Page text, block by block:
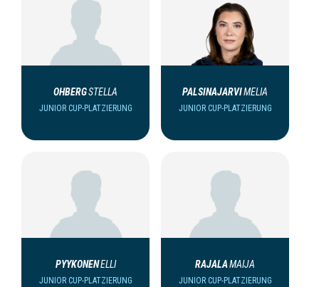
OHBERGSTELLA
JUNIOR CUP-PLATZIERUNG
PALSINAJARVIMELIA
JUNIOR CUP-PLATZIERUNG
PYYKONENELLI
JUNIOR CUP-PLATZIERUNG
RAJALAMAIJA
JUNIOR CUP-PLATZIERUNG